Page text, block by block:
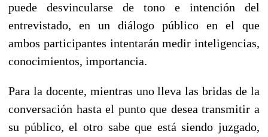
puede desvincularse de tono e intención del
entrevistado, en un diálogo público en el que
ambos participantes intentarán medir inteligencias,
conocimientos, importancia.
Para la docente, mientras uno lleva las bridas de la
conversación hasta el punto que desea transmitir a
su público, el otro sabe que está siendo juzgado,